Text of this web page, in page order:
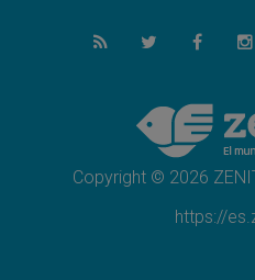
06.08.2026
La Iglesia en
La visita del
gracia
Copyright © 2026
https://